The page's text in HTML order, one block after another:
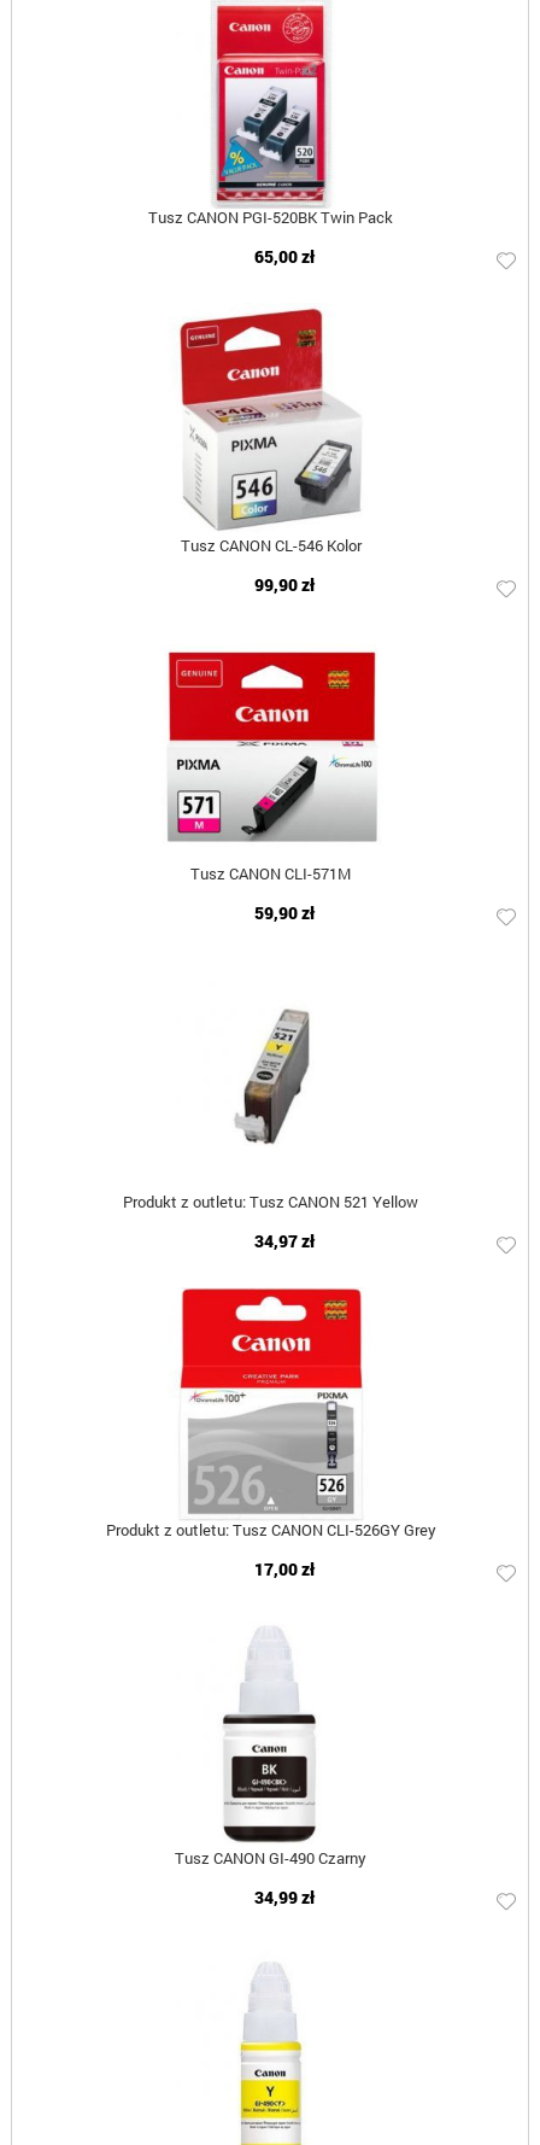
Tusz CANON PGI-520BK Twin Pack
65,00 zł
Tusz CANON CL-546 Kolor
99,90 zł
Tusz CANON CLI-571M
59,90 zł
Produkt z outletu: Tusz CANON 521 Yellow
34,97 zł
Produkt z outletu: Tusz CANON CLI-526GY Grey
17,00 zł
Tusz CANON GI-490 Czarny
34,99 zł